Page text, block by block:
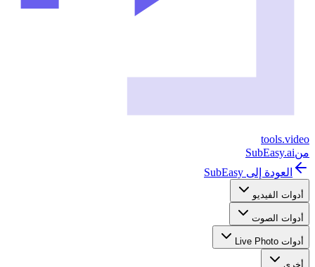
tools.video
منSubEasy.ai
العودة إلى SubEasy
أدوات الفيديو
أدوات الصوت
أدوات Live Photo
أخرى